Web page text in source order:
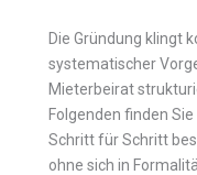
Die Gründung klingt
systematischer
Mieterbeirat
Folgenden finden
Schritt für Schritt
ohne sich in